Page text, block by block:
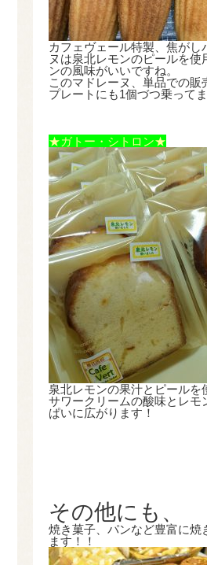
カフェヴェール特製、焦がし
ヌは泉北レモンのピールを使
ンの風味がいいですね。
このマドレーヌ、単品での販
プレートにも1個づつ乗ってま
★ガトー・シトロン★
泉北レモンの果汁とピールを
サワークリームの酸味とレモ
ぱいに広がります！
その他にも、
焼き菓子、パンなど豊富に焼
ます！！